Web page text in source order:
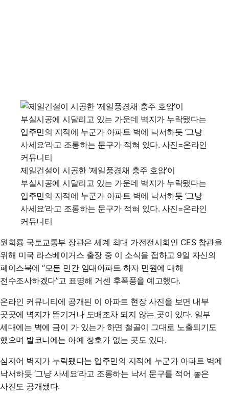
제일건설이 시공한 ‘제일풍경채 충주 호암’이
부실시공에 시달리고 있는 가운데 벽지가 누락됐다는
입주민의 지적에 누군가 아파트 벽에 낙서하듯 ‘그냥
사세요’라고 조롱하는 문구가 적혀 있다. 사진=온라인
커뮤니티
원희룡 국토교통부 장관은 세계 최대 가전전시회인 CES 참관을
위해 미국 라스베이거스 출장 중 이 소식을 접하고 9일 자신의
페이스북에 “모든 민간 임대아파트 하자 민원에 대해
전수조사하겠다”고 표명해 거센 후폭풍을 예고했다.
온라인 커뮤니티에 공개된 이 아파트 현장 사진을 보면 내부
곳곳에 벽지가 뜯기거나 도배조차 되지 않는 곳이 있다. 일부
세대에는 벽에 금이 가 있는가 하면 철골이 그대로 노출되기도
했으며 발코니에는 아예 창호가 없는 곳도 있다.
심지어 벽지가 누락됐다는 입주민의 지적에 누군가 아파트 벽에
낙서하듯 ‘그냥 사세요’라고 조롱하는 낙서 문구를 적어 놓은
사진도 공개됐다.